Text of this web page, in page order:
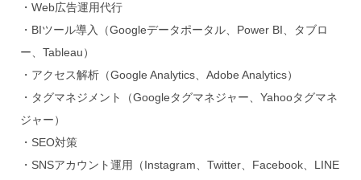
・Web広告運用代行
・BIツール導入（Googleデータポータル、Power BI、タブロ
ー、Tableau）
・アクセス解析（Google Analytics、Adobe Analytics）
・タグマネジメント（Googleタグマネジャー、Yahooタグマネ
ジャー）
・SEO対策
・SNSアカウント運用（Instagram、Twitter、Facebook、LINE